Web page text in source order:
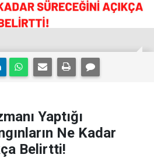
Yaptığı
Ne Kadar
Belirtti!